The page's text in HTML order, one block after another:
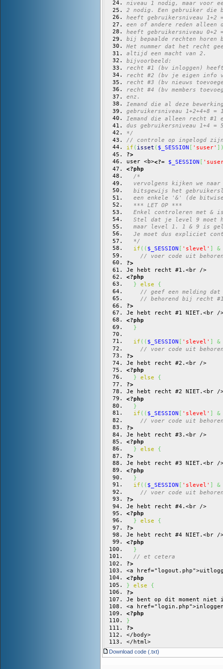
niveau 1 nodig, maar voor
2 nodig. Een gebruiker die
heeft gebruikersniveau 1+2
een of andere reden alleen
heeft gebruikersniveau 0+2
bij bepaalde rechten
Het nummer dat het recht
altijd een macht van 2.
bijvoorbeeld:
recht #1 (bv inloggen)
recht #2 (bv je eigen info
recht #3 (bv nieuws
recht #4 (bv members
enz.
Iemand die al deze
gebruikersniveau 1+2+4+8
Iemand die alleen recht
dus gebruikersniveau 1+4 =
*/
// controle op ingelogd
if ( isset ( $_SESSION [ 'suser' ]
?>
user <b><?= $_SESSION [
<?php
/*
vervolgens kijken we
bitsgewijs het
een enkele '&' (de bitwise
*** LET OP ***
Enkel controleren met &
Stel dat je level 9 moet
maar level 1. 1 & 9 is
Je moet dus expliciet
*/
if ( ( $_SESSION [ 'slevel' ]
&
// voer code uit
?>
Je hebt recht #1.<br />
<?php
}
else
{
// geef een melding
// behorend bij recht
?>
Je hebt recht #1 NIET.<br /
<?php
}
if ( ( $_SESSION [ 'slevel' ]
&
// voer code uit
?>
Je hebt recht #2.<br />
<?php
}
else
{
?>
Je hebt recht #2 NIET.<br /
<?php
}
if ( ( $_SESSION [ 'slevel' ]
&
// voer code uit
?>
Je hebt recht #3.<br />
<?php
}
else
{
?>
Je hebt recht #3 NIET.<br /
<?php
}
if ( ( $_SESSION [ 'slevel' ]
&
// voer code uit
?>
Je hebt recht #4.<br />
<?php
}
else
{
?>
Je hebt recht #4 NIET.<br /
<?php
}
// et cetera
?>
<a
<?php
}
else
{
?>
Je bent op dit moment niet
<a
<?php
}
?>
</body>
</html>
Download code (.txt)